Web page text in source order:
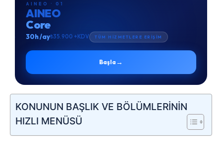
AINEO · 01
AINEO
Core
30h /ay₺35.900 +KDV TÜM HİZMETLERE ERİŞİM
Başla →
KONUNUN BAŞLIK VE BÖLÜMLERİNİN
HIZLI MENÜSÜ